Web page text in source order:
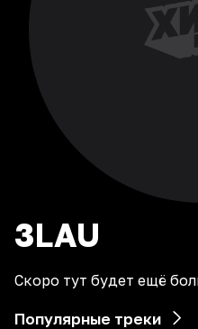
3LAU
Скоро тут будет ещё
Популярные треки